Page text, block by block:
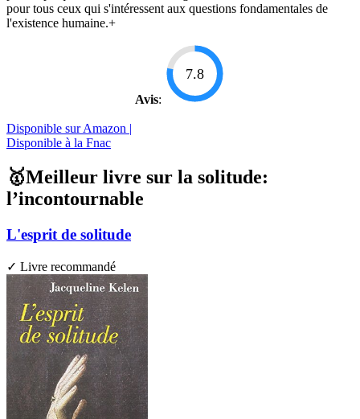
pour tous ceux qui s'intéressent aux questions fondamentales de
l'existence humaine.+
Avis:
7.8
Disponible sur Amazon |
Disponible à la Fnac
🥇Meilleur livre sur la solitude:
l’incontournable
L'esprit de solitude
✓ Livre recommandé